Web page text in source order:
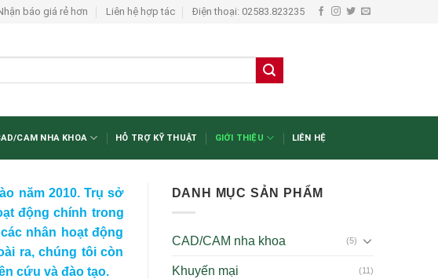
báo giá rẻ hơn Liên hệ hợp tác Điện thoại: 02583.823235
CAM NHA KHOA HỖ TRỢ KỸ THUẬT GIỚI THIỆU LIÊN HỆ
năm 2010. Trụ sở
động chính trong
nhân hoạt động
ra, chúng tôi còn
cứu và đào tạo.
DANH MỤC SẢN PHẨM
CAD/CAM nha khoa (5)
Khuyến mại (11)